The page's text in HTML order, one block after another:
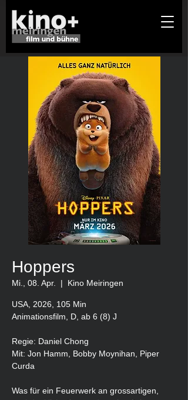
Hoppers
Mi., 08. Apr.
  |
Kino Meiringen
USA, 2026, 105 Min
Animationsfilm, D, ab 6 (8) J
Regie: Daniel Chong
Mit: Jon Hamm, Bobby Moynihan, Piper
Curda
Was für ein Feuerwerk an grossartigen,